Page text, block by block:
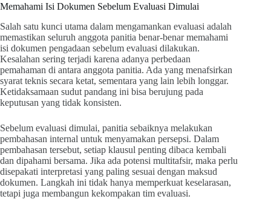
Memahami Isi Dokumen Sebelum Evaluasi Dimulai
Salah satu kunci utama dalam mengamankan evaluasi adalah
memastikan seluruh anggota panitia benar-benar memahami
isi dokumen pengadaan sebelum evaluasi dilakukan.
Kesalahan sering terjadi karena adanya perbedaan
pemahaman di antara anggota panitia. Ada yang menafsirkan
syarat teknis secara ketat, sementara yang lain lebih longgar.
Ketidaksamaan sudut pandang ini bisa berujung pada
keputusan yang tidak konsisten.
Sebelum evaluasi dimulai, panitia sebaiknya melakukan
pembahasan internal untuk menyamakan persepsi. Dalam
pembahasan tersebut, setiap klausul penting dibaca kembali
dan dipahami bersama. Jika ada potensi multitafsir, maka perlu
disepakati interpretasi yang paling sesuai dengan maksud
dokumen. Langkah ini tidak hanya memperkuat keselarasan,
tetapi juga membangun kekompakan tim evaluasi.